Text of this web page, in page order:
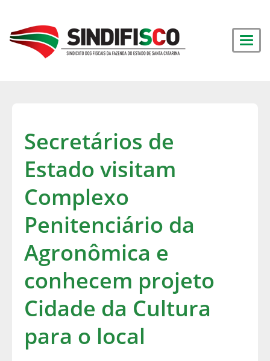
Secretários de
Estado visitam
Complexo
Penitenciário da
Agronômica e
conhecem projeto
Cidade da Cultura
para o local